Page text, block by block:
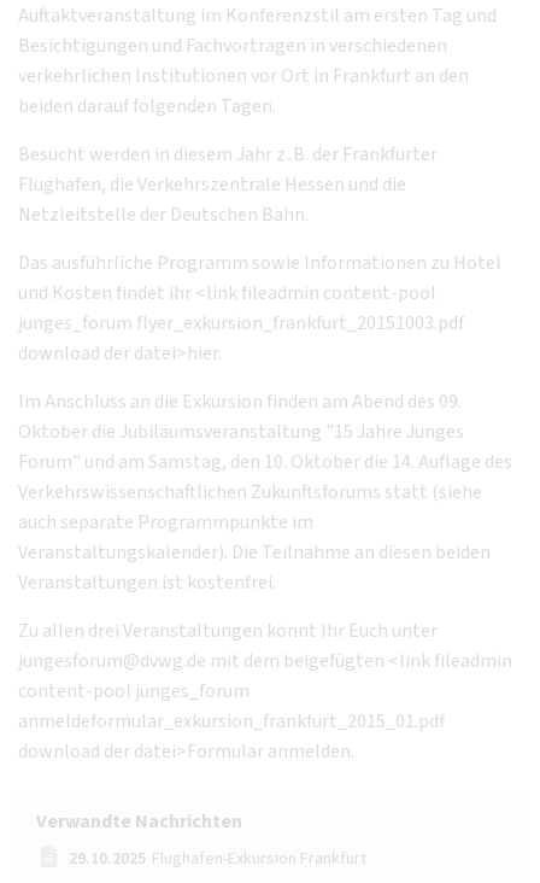
Auftaktveranstaltung im Konferenzstil am ersten Tag und
Besichtigungen und Fachvorträgen in verschiedenen
verkehrlichen Institutionen vor Ort in Frankfurt an den
beiden darauf folgenden Tagen.
Besucht werden in diesem Jahr z..B. der Frankfurter
Flughafen, die Verkehrszentrale Hessen und die
Netzleitstelle der Deutschen Bahn.
Das ausführliche Programm sowie Informationen zu Hotel
und Kosten findet ihr <link fileadmin content-pool
junges_forum flyer_exkursion_frankfurt_20151003.pdf
download der datei>hier.
Im Anschluss an die Exkursion finden am Abend des 09.
Oktober die Jubiläumsveranstaltung "15 Jahre Junges
Forum" und am Samstag, den 10. Oktober die 14. Auflage des
Verkehrswissenschaftlichen Zukunftsforums statt (siehe
auch separate Programmpunkte im
Veranstaltungskalender). Die Teilnahme an diesen beiden
Veranstaltungen ist kostenfrei.
Zu allen drei Veranstaltungen könnt Ihr Euch unter
jungesforum@dvwg.de mit dem beigefügten <link fileadmin
content-pool junges_forum
anmeldeformular_exkursion_frankfurt_2015_01.pdf
download der datei>Formular anmelden.
Verwandte Nachrichten
29.10.2025 Flughafen-Exkursion Frankfurt